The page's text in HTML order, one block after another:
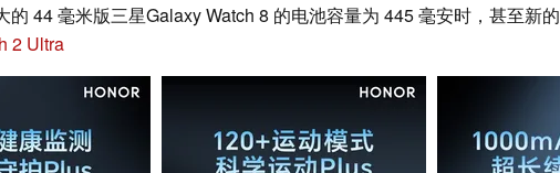
的 44 毫米版三星Galaxy Watch 8 的电池容量为 445 毫安时，甚至新的
2 Ultra